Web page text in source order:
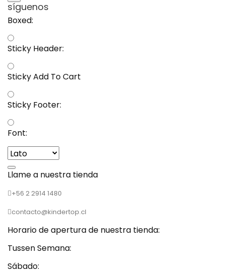
síguenos
Boxed:
Sticky Header:
Sticky Add To Cart
Sticky Footer:
Font:
Llame a nuestra tienda
+56 2 2914 1480
contacto@kindertop.cl
Horario de apertura de nuestra tienda:
Tussen Semana:
Sábado: